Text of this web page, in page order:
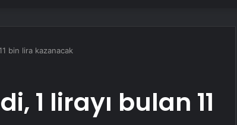
bin lira kazanacak
1 lirayı bulan 11